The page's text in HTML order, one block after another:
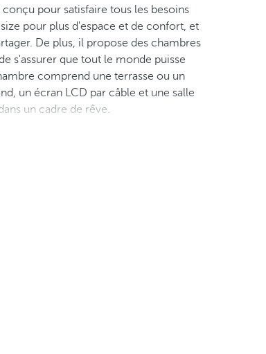
pour satisfaire tous les besoins
pour plus d'espace et de confort, et
De plus, il propose des chambres
s'assurer que tout le monde puisse
comprend une terrasse ou un
un écran LCD par câble et une salle
un cadre de rêve.